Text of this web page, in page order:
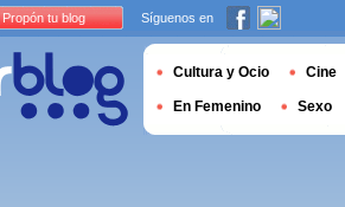
Propón tu blog Síguenos en
Cultura y Ocio Cine
En Femenino Sexo